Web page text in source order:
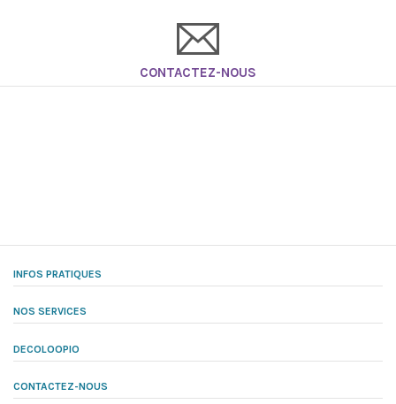
CONTACTEZ-NOUS
INFOS PRATIQUES
NOS SERVICES
DECOLOOPIO
CONTACTEZ-NOUS